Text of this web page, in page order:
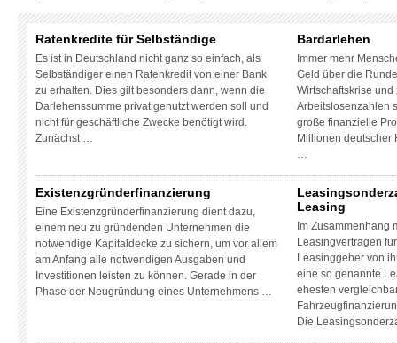
Ratenkredite für Selbständige
Es ist in Deutschland nicht ganz so einfach, als
Selbständiger einen Ratenkredit von einer Bank
zu erhalten. Dies gilt besonders dann, wenn die
Darlehenssumme privat genutzt werden soll und
nicht für geschäftliche Zwecke benötigt wird.
Zunächst …
Bardarlehen
Immer mehr
Geld über die
Wirtschaftskrise
Arbeitslosenzahlen
große finanzielle
Millionen deutscher
…
Existenzgründerfinanzierung
Eine Existenzgründerfinanzierung dient dazu,
einem neu zu gründenden Unternehmen die
notwendige Kapitaldecke zu sichern, um vor allem
am Anfang alle notwendigen Ausgaben und
Investitionen leisten zu können. Gerade in der
Phase der Neugründung eines Unternehmens …
Leasing
Im Zusammenhang
Leasingverträgen
Leasinggeber von
eine so genannte
ehesten
Die